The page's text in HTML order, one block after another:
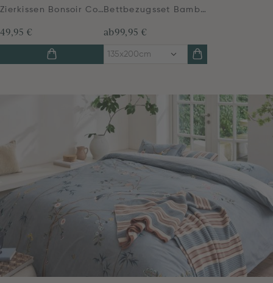
Zierkissen Bonsoir Combistripe Blau
49,95 €
Bettbezugsset Bamboo Blossom Hellblau
ab99,95 €
135x200cm